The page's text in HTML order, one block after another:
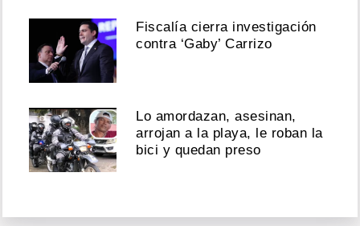
Fiscalía cierra investigación
contra ‘Gaby’ Carrizo
Lo amordazan, asesinan,
arrojan a la playa, le roban la
bici y quedan preso